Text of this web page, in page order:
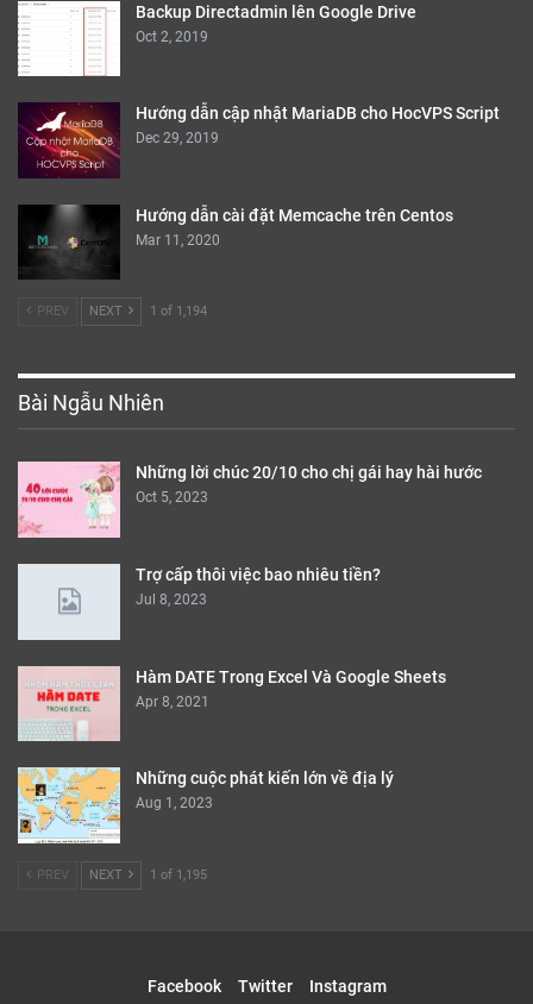
Backup Directadmin lên Google Drive
Oct 2, 2019
Hướng dẫn cập nhật MariaDB cho HocVPS Script
Dec 29, 2019
Hướng dẫn cài đặt Memcache trên Centos
Mar 11, 2020
PREV NEXT 1 of 1,194
Bài Ngẫu Nhiên
Những lời chúc 20/10 cho chị gái hay hài hước
Oct 5, 2023
Trợ cấp thôi việc bao nhiêu tiền?
Jul 8, 2023
Hàm DATE Trong Excel Và Google Sheets
Apr 8, 2021
Những cuộc phát kiến lớn về địa lý
Aug 1, 2023
PREV NEXT 1 of 1,195
Facebook Twitter Instagram